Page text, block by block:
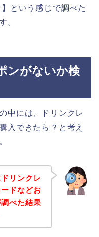
という感じで調べた
。
ンがないか検
中には、ドリンクレ
入できたら？と考え
リンクレ
ドなどお
べた結果